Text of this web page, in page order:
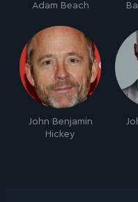
Adam Beach
John Benjamin
Hickey